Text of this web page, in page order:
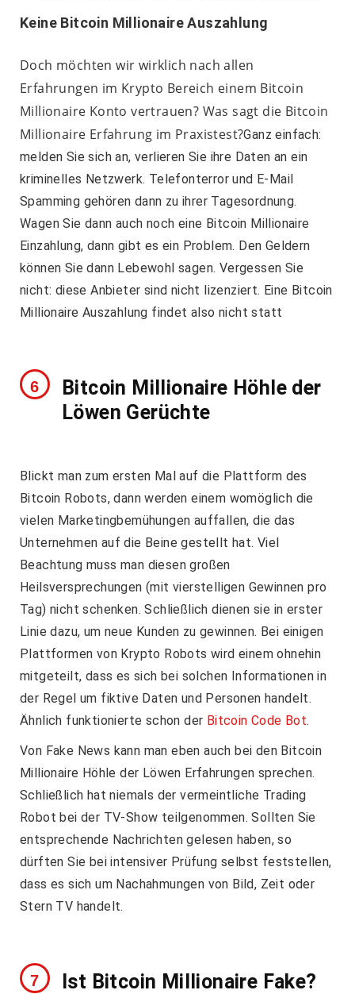
Keine Bitcoin Millionaire Auszahlung
Doch möchten wir wirklich nach allen
Erfahrungen im Krypto Bereich einem Bitcoin
Millionaire Konto vertrauen? Was sagt die Bitcoin
Millionaire Erfahrung im Praxistest?Ganz einfach:
melden Sie sich an, verlieren Sie ihre Daten an ein
kriminelles Netzwerk. Telefonterror und E-Mail
Spamming gehören dann zu ihrer Tagesordnung.
Wagen Sie dann auch noch eine Bitcoin Millionaire
Einzahlung, dann gibt es ein Problem. Den Geldern
können Sie dann Lebewohl sagen. Vergessen Sie
nicht: diese Anbieter sind nicht lizenziert. Eine Bitcoin
Millionaire Auszahlung findet also nicht statt
Bitcoin Millionaire Höhle der
Löwen Gerüchte
Blickt man zum ersten Mal auf die Plattform des
Bitcoin Robots, dann werden einem womöglich die
vielen Marketingbemühungen auffallen, die das
Unternehmen auf die Beine gestellt hat. Viel
Beachtung muss man diesen großen
Heilsversprechungen (mit vierstelligen Gewinnen pro
Tag) nicht schenken. Schließlich dienen sie in erster
Linie dazu, um neue Kunden zu gewinnen. Bei einigen
Plattformen von Krypto Robots wird einem ohnehin
mitgeteilt, dass es sich bei solchen Informationen in
der Regel um fiktive Daten und Personen handelt.
Ähnlich funktionierte schon der Bitcoin Code Bot.
Von Fake News kann man eben auch bei den Bitcoin
Millionaire Höhle der Löwen Erfahrungen sprechen.
Schließlich hat niemals der vermeintliche Trading
Robot bei der TV-Show teilgenommen. Sollten Sie
entsprechende Nachrichten gelesen haben, so
dürften Sie bei intensiver Prüfung selbst feststellen,
dass es sich um Nachahmungen von Bild, Zeit oder
Stern TV handelt.
Ist Bitcoin Millionaire Fake?